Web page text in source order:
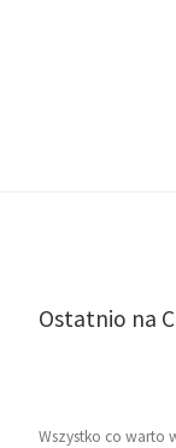
Ostatnio na
Wszystko co warto